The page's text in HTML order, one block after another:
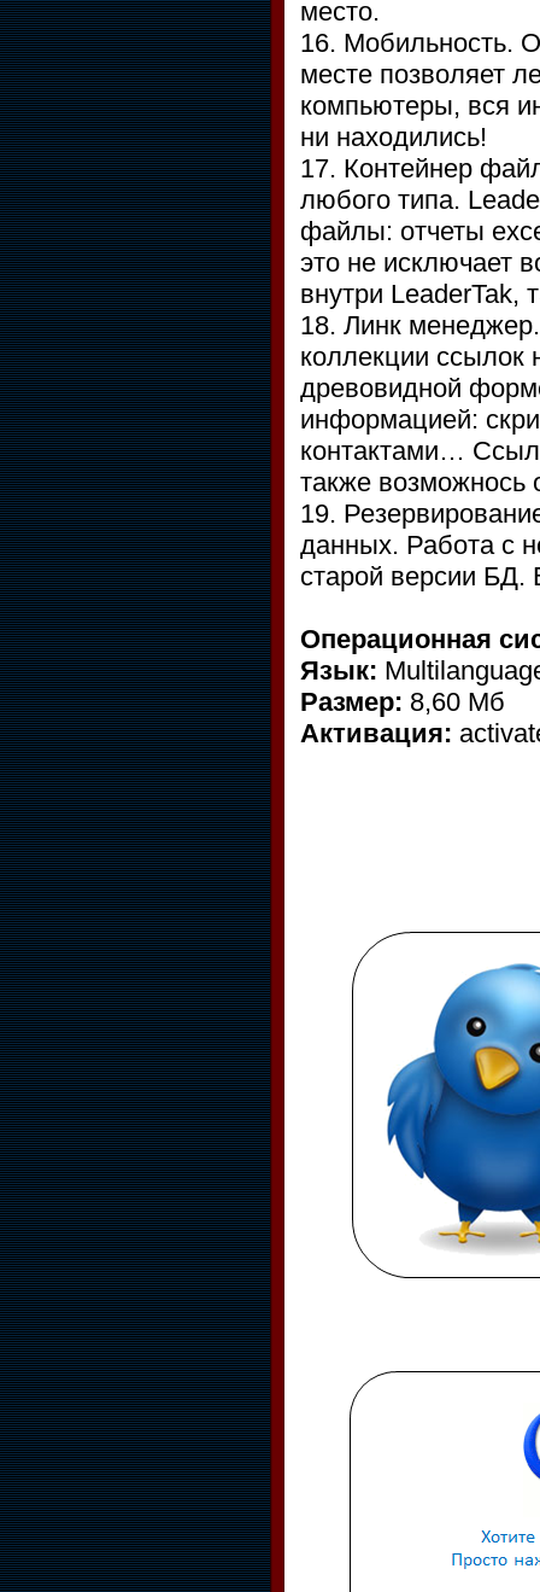
место.
16. Мобильность.
месте позволяет
компьютеры, вся
ни находились!
17. Контейнер
любого типа.
файлы: отчеты
это не исключает
внутри
18. Линк
коллекции ссылок
древовидной
информацией:
контактами…
также возможнось
19.
данных. Работа с
старой версии БД.
Операционная
Язык:
Размер: 8,60 Мб
Активация: